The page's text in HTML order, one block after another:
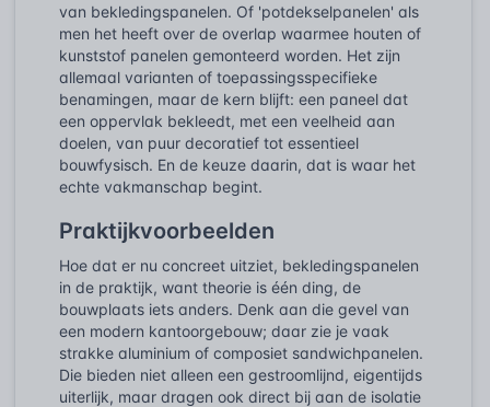
van bekledingspanelen. Of 'potdekselpanelen' als
men het heeft over de overlap waarmee houten of
kunststof panelen gemonteerd worden. Het zijn
allemaal varianten of toepassingsspecifieke
benamingen, maar de kern blijft: een paneel dat
een oppervlak bekleedt, met een veelheid aan
doelen, van puur decoratief tot essentieel
bouwfysisch. En de keuze daarin, dat is waar het
echte vakmanschap begint.
Praktijkvoorbeelden
Hoe dat er nu concreet uitziet, bekledingspanelen
in de praktijk, want theorie is één ding, de
bouwplaats iets anders. Denk aan die gevel van
een modern kantoorgebouw; daar zie je vaak
strakke aluminium of composiet sandwichpanelen.
Die bieden niet alleen een gestroomlijnd, eigentijds
uiterlijk, maar dragen ook direct bij aan de isolatie